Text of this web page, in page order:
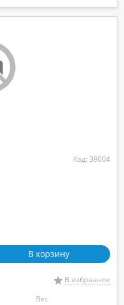
Код: 39004
В корзину
В избранное
Вес